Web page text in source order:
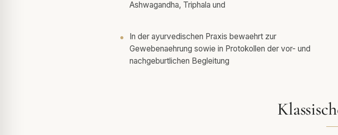
Ashwagandha, Triphala und
In der ayurvedischen Praxis bewaehrt zur
Gewebenaehrung sowie in Protokollen der vor- und
nachgeburtlichen Begleitung